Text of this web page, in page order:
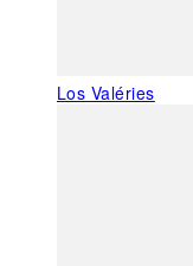
Los Valéries